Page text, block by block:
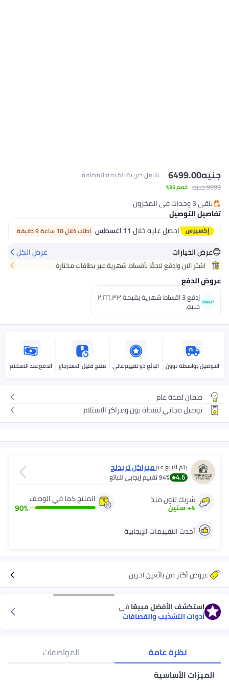
ضريبة القيمة المضافة
خلال11 اغسطس اطلب خلال 10 ساعة 9 دقيقة
بأقساط شهرية عبر بطاقات مختارة.
إدفع 3 اقساط شهرية بقيمة ٢٬١٦٦٫٣٣
ذو تقييم عالي منتج قليل الاسترجاع الدفع عند الاستلام
نون ومراكز الاستلام
ميراكل تريدنج
إيجابي للبائع
المنتج كما في الوصف
90 %
الإيجابية
آخرين
مبيعًافي
المواصفات